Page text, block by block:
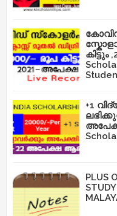
കിട്ടും
+1
PLUS